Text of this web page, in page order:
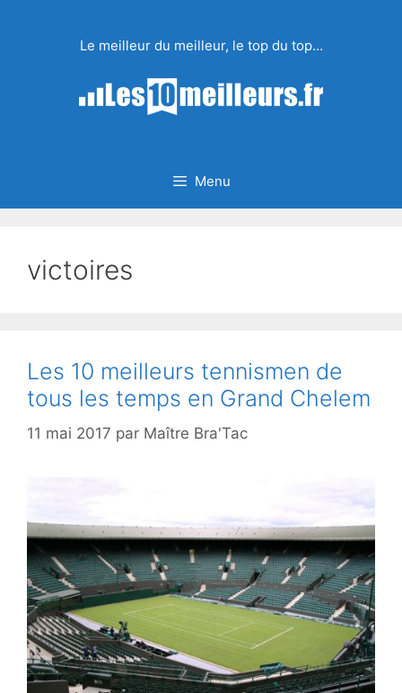
Le meilleur du meilleur, le top du top…
Menu
victoires
Les 10 meilleurs tennismen de
tous les temps en Grand Chelem
11 mai 2017 par Maître Bra'Tac